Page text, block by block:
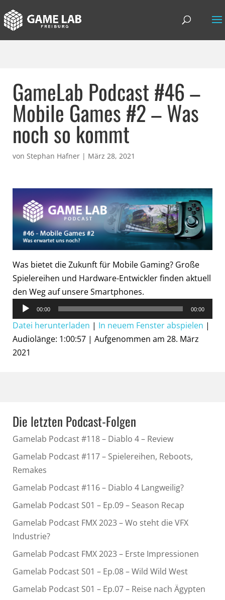
GameLab Podcast #46 –
Mobile Games #2 – Was
noch so kommt
von Stephan Hafner | März 28, 2021
Was bietet die Zukunft für Mobile Gaming? Große
Spielereihen und Hardware-Entwickler finden aktuell
den Weg auf unsere Smartphones.
Audio-
Player
00:00 00:00
Datei herunterladen | In neuem Fenster abspielen |
Audiolänge: 1:00:57 | Aufgenommen am 28. März
2021
Die letzten Podcast-Folgen
Gamelab Podcast #118 – Diablo 4 – Review
Gamelab Podcast #117 – Spielereihen, Reboots,
Remakes
Gamelab Podcast #116 – Diablo 4 Langweilig?
Gamelab Podcast S01 – Ep.09 – Season Recap
Gamelab Podcast FMX 2023 – Wo steht die VFX
Industrie?
Gamelab Podcast FMX 2023 – Erste Impressionen
Gamelab Podcast S01 – Ep.08 – Wild Wild West
Gamelab Podcast S01 – Ep.07 – Reise nach Ägypten